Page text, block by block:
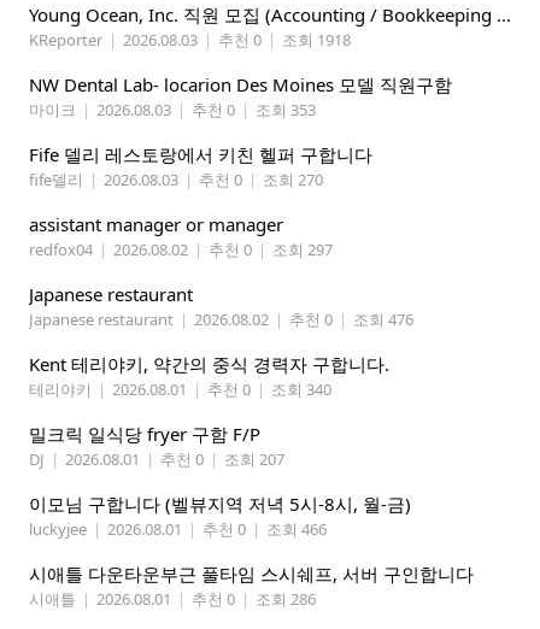
Young Ocean, Inc. 직원 모집 (Accounting / Bookkeeping 분야)
KReporter | 2026.08.03 | 추천 0 | 조회 1918
NW Dental Lab- locarion Des Moines 모델 직원구함
마이크 | 2026.08.03 | 추천 0 | 조회 353
Fife 델리 레스토랑에서 키친 헬퍼 구합니다
fife델리 | 2026.08.03 | 추천 0 | 조회 270
assistant manager or manager
redfox04 | 2026.08.02 | 추천 0 | 조회 297
Japanese restaurant
Japanese restaurant | 2026.08.02 | 추천 0 | 조회 476
Kent 테리야키, 약간의 중식 경력자 구합니다.
테리야키 | 2026.08.01 | 추천 0 | 조회 340
밀크릭 일식당 fryer 구함 F/P
DJ | 2026.08.01 | 추천 0 | 조회 207
이모님 구합니다 (벨뷰지역 저녁 5시-8시, 월-금)
luckyjee | 2026.08.01 | 추천 0 | 조회 466
시애틀 다운타운부근 풀타임 스시쉐프, 서버 구인합니다
시애틀 | 2026.08.01 | 추천 0 | 조회 286